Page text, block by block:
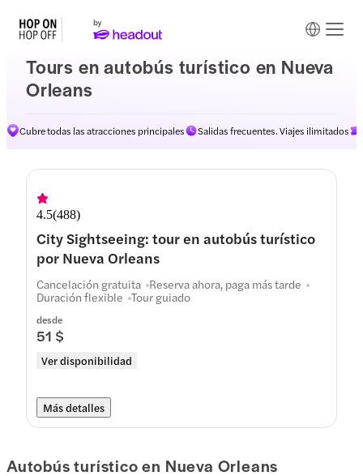
Tours en autobús turístico en Nueva
Orleans
Cubre todas las atracciones principales Salidas frecuentes. Viajes ilimitados
Rutas
4.5(488)
City Sightseeing: tour en autobús turístico
por Nueva Orleans
desde
51 $
Ver disponibilidad
Cancelación gratuita Reserva ahora, paga más tarde
Duración flexible Tour guiado
Más detalles
Autobús turístico en Nueva Orleans